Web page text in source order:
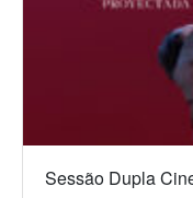
Sessão Dupla